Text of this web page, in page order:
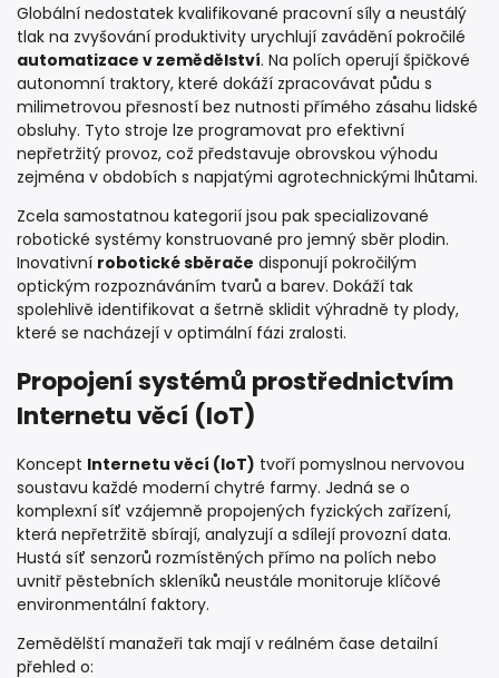
Globální nedostatek kvalifikované pracovní síly a neustálý
tlak na zvyšování produktivity urychlují zavádění pokročilé
automatizace v zemědělství. Na polích operují špičkové
autonomní traktory, které dokáží zpracovávat půdu s
milimetrovou přesností bez nutnosti přímého zásahu lidské
obsluhy. Tyto stroje lze programovat pro efektivní
nepřetržitý provoz, což představuje obrovskou výhodu
zejména v obdobích s napjatými agrotechnickými lhůtami.
Zcela samostatnou kategorií jsou pak specializované
robotické systémy konstruované pro jemný sběr plodin.
Inovativní robotické sběrače disponují pokročilým
optickým rozpoznáváním tvarů a barev. Dokáží tak
spolehlivě identifikovat a šetrně sklidit výhradně ty plody,
které se nacházejí v optimální fázi zralosti.
Propojení systémů prostřednictvím
Internetu věcí (IoT)
Koncept Internetu věcí (IoT) tvoří pomyslnou nervovou
soustavu každé moderní chytré farmy. Jedná se o
komplexní síť vzájemně propojených fyzických zařízení,
která nepřetržitě sbírají, analyzují a sdílejí provozní data.
Hustá síť senzorů rozmístěných přímo na polích nebo
uvnitř pěstebních skleníků neustále monitoruje klíčové
environmentální faktory.
Zemědělští manažeři tak mají v reálném čase detailní
přehled o: